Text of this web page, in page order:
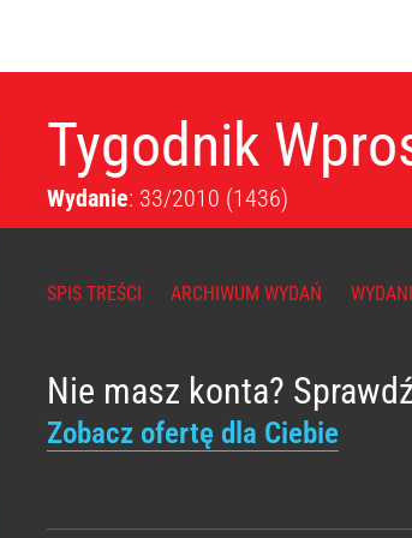
Tygodnik
Wydanie: 33/2010 (1436)
SPIS TREŚCI ARCHIWUM WYDAŃ
Nie masz konta?
Zobacz ofertę dla Ciebie